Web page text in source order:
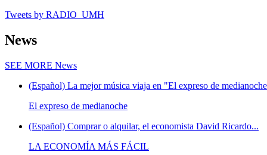
Tweets by RADIO_UMH
News
SEE MORE News
(Español) La mejor música viaja en "El expreso de
El expreso de medianoche
(Español) Comprar o alquilar, el economista David Ricardo...
LA ECONOMÍA MÁS FÁCIL